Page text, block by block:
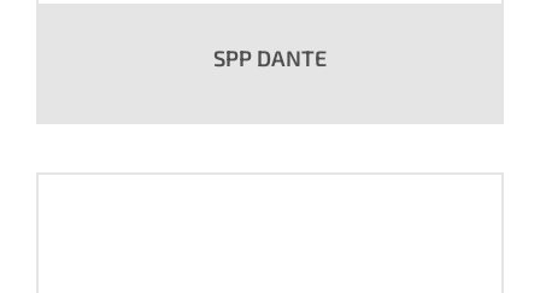
SPP DANTE